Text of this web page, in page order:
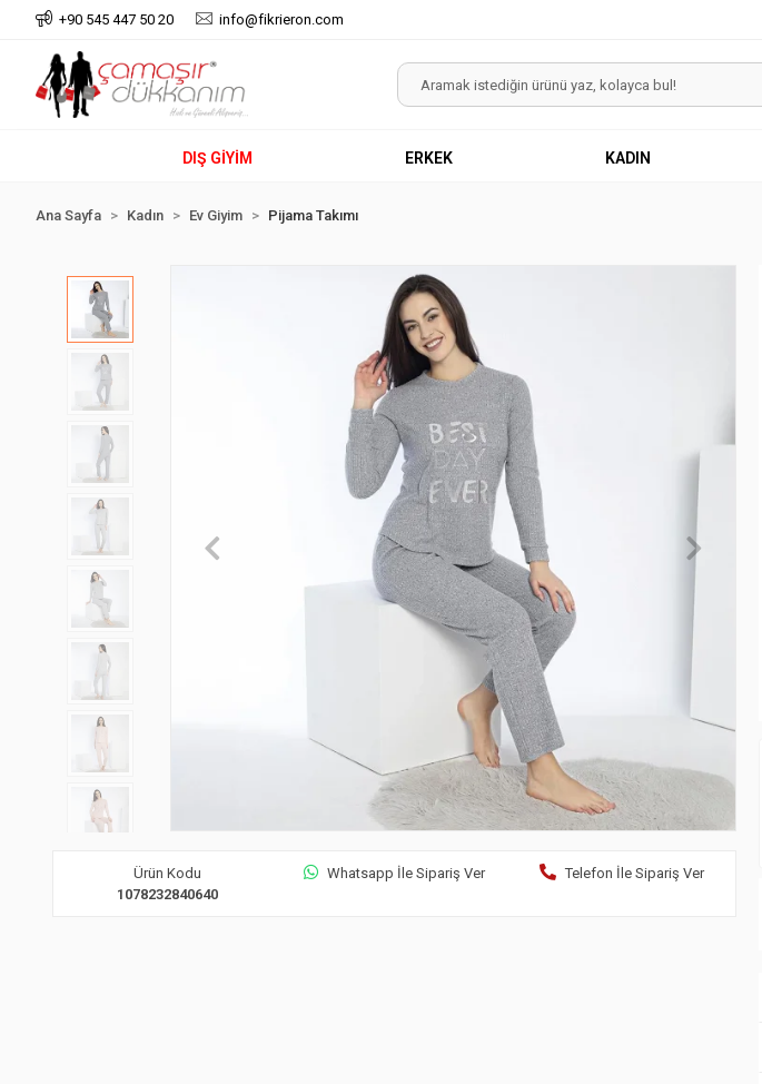
+90 545 447 50 20 info@fikrieron.com
DIŞ GİYİM ERKEK KADIN
Ana Sayfa Kadın Ev Giyim Pijama Takımı
Ürün Kodu
1078232840640
Whatsapp İle Sipariş Ver Telefon İle Sipariş Ver